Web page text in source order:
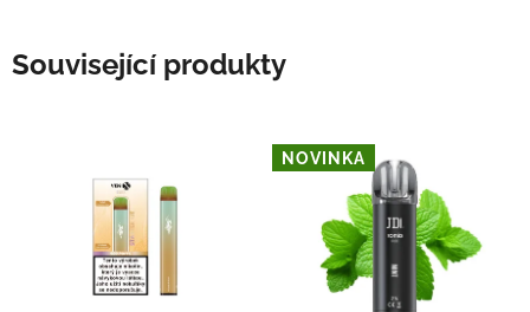
Související produkty
NOVINKA